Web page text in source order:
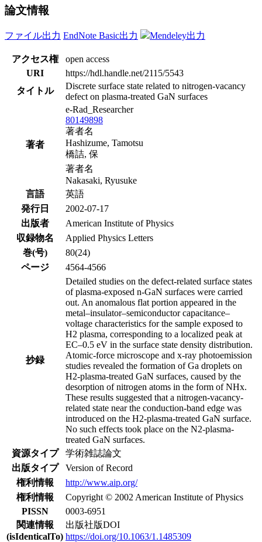
論文情報
ファイル出力 EndNote Basic出力 Mendeley出力
アクセス権
open access
URI
https://hdl.handle.net/2115/5543
タイトル
Discrete surface state related to nitrogen-vacancy
defect on plasma-treated GaN surfaces
著者
e-Rad_Researcher
80149898
著者名
Hashizume, Tamotsu
橋詰, 保
著者名
Nakasaki, Ryusuke
言語
英語
発行日
2002-07-17
出版者
American Institute of Physics
収録物名
Applied Physics Letters
巻(号)
80(24)
ページ
4564-4566
抄録
Detailed studies on the defect-related surface states
of plasma-exposed n-GaN surfaces were carried
out. An anomalous flat portion appeared in the
metal–insulator–semiconductor capacitance–
voltage characteristics for the sample exposed to
H2 plasma, corresponding to a localized peak at
EC–0.5 eV in the surface state density distribution.
Atomic-force microscope and x-ray photoemission
studies revealed the formation of Ga droplets on
H2-plasma-treated GaN surfaces, caused by the
desorption of nitrogen atoms in the form of NHx.
These results suggested that a nitrogen-vacancy-
related state near the conduction-band edge was
introduced on the H2-plasma-treated GaN surface.
No such effects took place on the N2-plasma-
treated GaN surfaces.
資源タイプ
学術雑誌論文
出版タイプ
Version of Record
権利情報
http://www.aip.org/
権利情報
Copyright © 2002 American Institute of Physics
PISSN
0003-6951
関連情報
(isIdenticalTo)
出版社版DOI
https://doi.org/10.1063/1.1485309